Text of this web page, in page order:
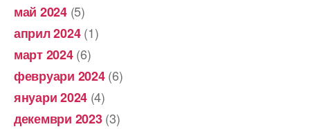
май 2024(5)
април 2024(1)
март 2024(6)
февруари 2024(6)
януари 2024 (4)
декември 2023(3)